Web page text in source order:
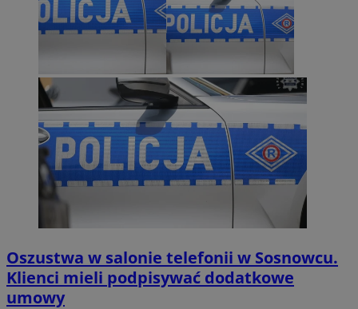
Oszustwa w salonie telefonii w Sosnowcu.
Klienci mieli podpisywać dodatkowe
umowy